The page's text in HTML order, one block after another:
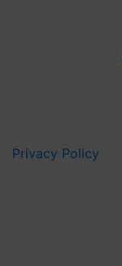
Privacy Policy